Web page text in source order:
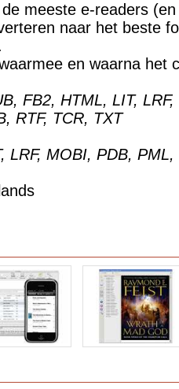
meeste e-readers
naar het beste
en waarna het
FB2, HTML, LIT,
RTF, TCR, TXT
LRF, MOBI, PDB,